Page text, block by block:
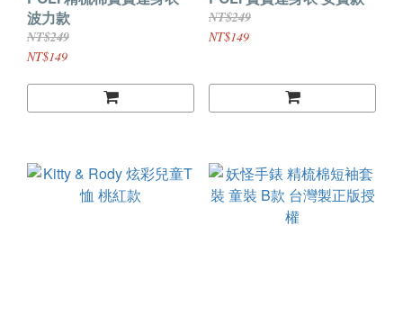
波力款
NT$249
NT$149
NT$249
NT$149